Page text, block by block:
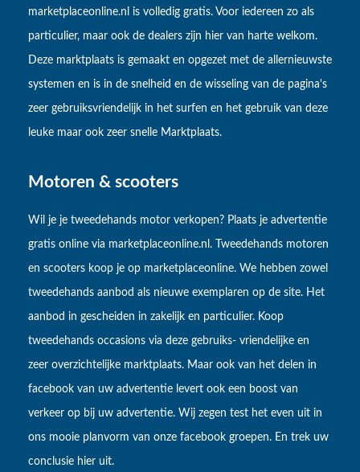
marketplaceonline.nl is volledig gratis. Voor iedereen zo als
particulier, maar ook de dealers zijn hier van harte welkom.
Deze marktplaats is gemaakt en opgezet met de allernieuwste
systemen en is in de snelheid en de wisseling van de pagina's
zeer gebruiksvriendelijk in het surfen en het gebruik van deze
leuke maar ook zeer snelle Marktplaats.
Motoren & scooters
Wil je je tweedehands motor verkopen? Plaats je advertentie
gratis online via marketplaceonline.nl. Tweedehands motoren
en scooters koop je op marketplaceonline. We hebben zowel
tweedehands aanbod als nieuwe exemplaren op de site. Het
aanbod in gescheiden in zakelijk en particulier. Koop
tweedehands occasions via deze gebruiks- vriendelijke en
zeer overzichtelijke marktplaats. Maar ook van het delen in
facebook van uw advertentie levert ook een boost van
verkeer op bij uw advertentie. Wij zegen test het even uit in
ons mooie planvorm van onze facebook groepen. En trek uw
conclusie hier uit.